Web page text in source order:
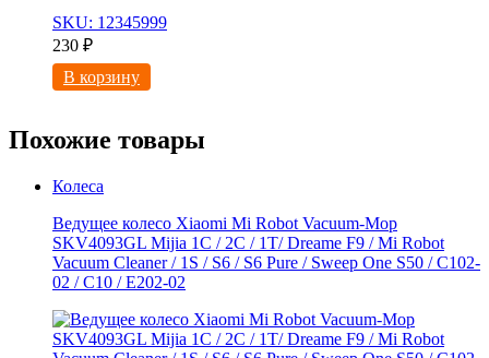
SKU: 12345999
230 ₽
В корзину
Похожие товары
Колеса
Ведущее колесо Xiaomi Mi Robot Vacuum-Mop
SKV4093GL Mijia 1C / 2C / 1T/ Dreame F9 / Mi Robot
Vacuum Cleaner / 1S / S6 / S6 Pure / Sweep One S50 / C102-
02 / С10 / E202-02